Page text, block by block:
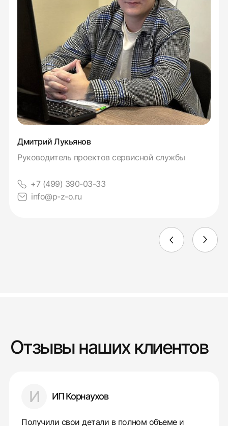
Дмитрий Лукьянов
Руководитель проектов сервисной службы
+7 (499) 390-03-33
info@p-z-o.ru
Отзывы наших клиентов
И ИП Корнаухов
Получили свои детали в полном объеме и